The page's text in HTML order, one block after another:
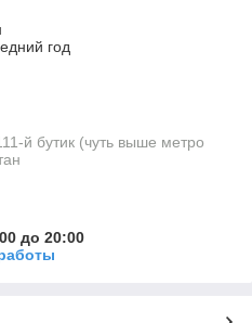
год
й бутик (чуть выше метро
до 20:00